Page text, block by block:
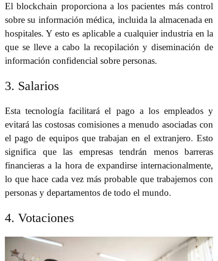
El blockchain proporciona a los pacientes más control
sobre su información médica, incluida la almacenada en
hospitales. Y esto es aplicable a cualquier industria en la
que se lleve a cabo la recopilación y diseminación de
información confidencial sobre personas.
3. Salarios
Esta tecnología facilitará el pago a los empleados y
evitará las costosas comisiones a menudo asociadas con
el pago de equipos que trabajan en el extranjero. Esto
significa que las empresas tendrán menos barreras
financieras a la hora de expandirse internacionalmente,
lo que hace cada vez más probable que trabajemos con
personas y departamentos de todo el mundo.
4. Votaciones